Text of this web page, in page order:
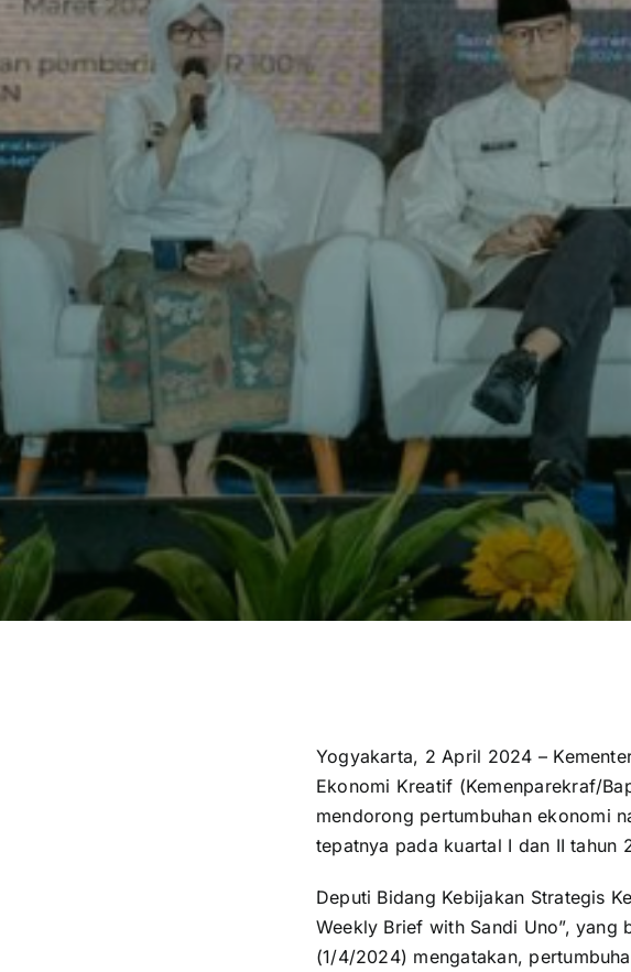
Yogyakarta, 2 April 2024 –
Ekonomi Kreatif (Kemenparekraf/
mendorong pertumbuhan ekonomi
tepatnya pada kuartal I dan II tahun
Deputi Bidang Kebijakan Strategis
Weekly Brief with Sandi Uno”,
(1/4/2024) mengatakan,